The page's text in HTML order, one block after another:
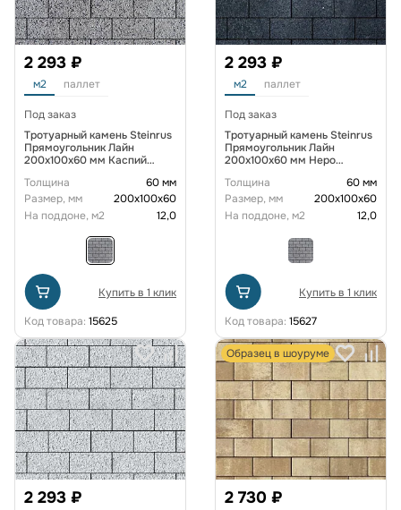
2 293 ₽
м2 паллет
Под заказ
Тротуарный камень Steinrus
Прямоугольник Лайн
200х100х60 мм Каспий
Толщина
60 мм
Размер, мм
200х100х60
На поддоне, м2
12,0
Купить в 1 клик
Код товара: 15625
2 293 ₽
м2 паллет
Под заказ
Тротуарный камень Steinrus
Прямоугольник Лайн
200х100х60 мм Неро
Толщина
60 мм
Размер, мм
200х100х60
На поддоне, м2
12,0
Купить в 1 клик
Код товара: 15627
2 293 ₽
Образец в шоуруме
2 730 ₽